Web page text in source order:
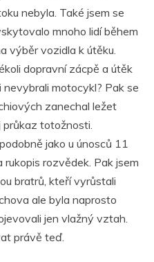
nebyla. Také jsem se
mnoho lidí během
výběr vozidla k útěku.
dopravní zácpě a útěk
motocykl? Pak se
zanechal ležet
totožnosti.
jako u únosců 11
rozvědek. Pak jsem
bratrů, kteří vyrůstali
ale byla naprosto
jen vlažný vztah.
právě teď.